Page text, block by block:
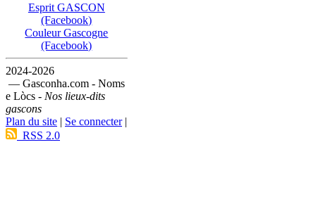
Esprit GASCON
(Facebook)
Couleur Gascogne
(Facebook)
2024-2026
— Gasconha.com - Noms
e Lòcs - Nos lieux-dits
gascons
Plan du site
Se connecter|
RSS 2.0